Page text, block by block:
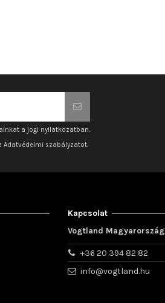
a jogi nyilatkozatban.
Adatvédelmi szabályzatot.
Kapcsolat
Vogtland Magyarország
+36 20 394 82 82
info@vogtland.hu